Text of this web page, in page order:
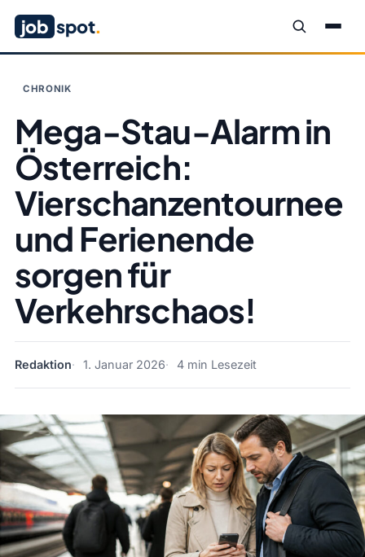
job spot.
CHRONIK
Mega-Stau-Alarm in
Österreich:
Vierschanzentournee
und Ferienende
sorgen für
Verkehrschaos!
Redaktion 1. Januar 2026 4 min Lesezeit